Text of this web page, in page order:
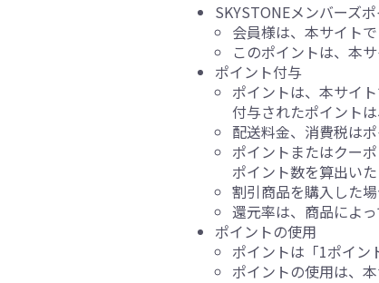
SKYSTONEメンバーズ
会員様は、本サイト
このポイントは、本
ポイント付与
ポイントは、本サイ
付与されたポイント
配送料金、消費税は
ポイントまたはクー
ポイント数を算出いた
割引商品を購入した
還元率は、商品によ
ポイントの使用
ポイントは「1ポイン
ポイントの使用は、